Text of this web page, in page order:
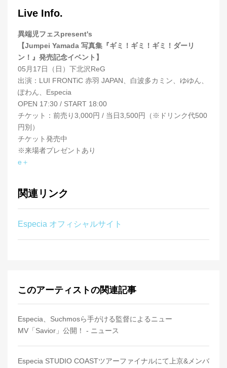
Live Info.
異端児フェスpresent's
【Jumpei Yamada 写真集『ギミ！ギミ！ギミ！ダーリ
ン！』発売記念イベント】
05月17日（日）下北沢ReG
出演：LUI FRONTiC 赤羽 JAPAN、白波多カミン、ゆゆん、
ぽわん、Especia
OPEN 17:30 / START 18:00
チケット：前売り3,000円 / 当日3,500円（※ドリンク代500
円別）
チケット発売中
※来場者プレゼントあり
e＋
関連リンク
Especia オフィシャルサイト
このアーティストの関連記事
Especia、Suchmosら手がける監督によるニュー
MV「Savior」公開！ - ニュース
Especia STUDIO COASTツアーファイナルにて上京&メンバ